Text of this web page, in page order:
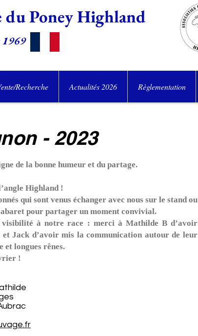
du PoneyHighland
1969
Recherche Actualités 2026 Règlementation
- 2023
de la bonne humeur et du partage.
Highland !
qui sont venus échanger avec nous sur le stand ou
pour partager un moment convivial.
à notre race : merci à Mathilde B d’avoir
Jack d’avoir mis la communication autour de leur
et longues rênes.
!